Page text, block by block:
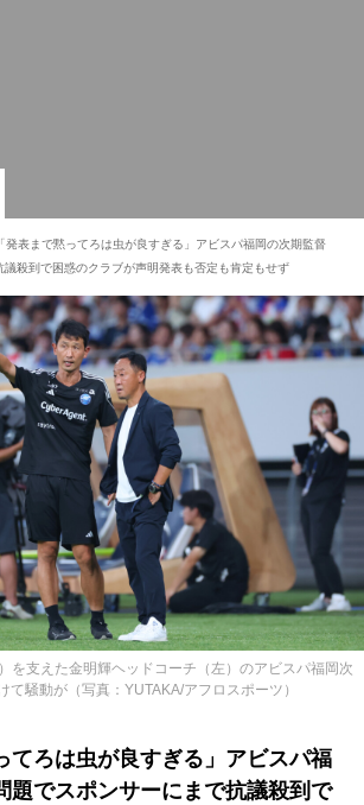
「発表まで黙ってろは虫が良すぎる」アビスパ福岡の次期監督
議殺到で困惑のクラブが声明発表も否定も肯定もせず
を支えた金明輝ヘッドコーチ（左）のアビスパ福岡次
て騒動が（写真：YUTAKA/アフロスポーツ）
てろは虫が良すぎる」アビスパ福
題でスポンサーにまで抗議殺到で